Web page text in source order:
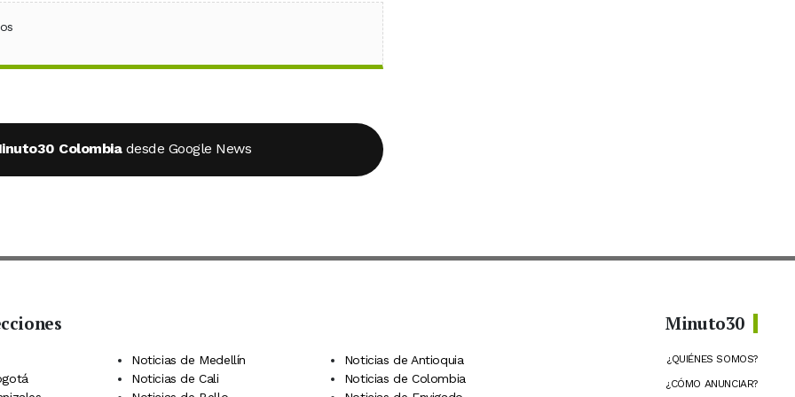
WhatsApp
Colombia desde Google News
Noticias de Medellín
Noticias de Antioquia
Noticias de Cali
Noticias de Colombia
Minuto30
¿QUIÉNES SOMOS?
¿CÓMO ANUNCIAR?